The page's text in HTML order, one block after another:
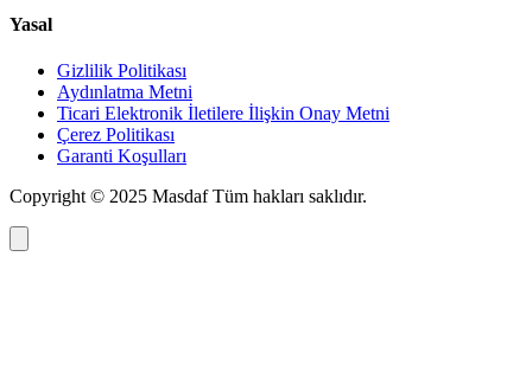
Yasal
Gizlilik Politikası
Aydınlatma Metni
Ticari Elektronik İletilere İlişkin Onay Metni
Çerez Politikası
Garanti Koşulları
Copyright © 2025 MasdafTüm hakları saklıdır.